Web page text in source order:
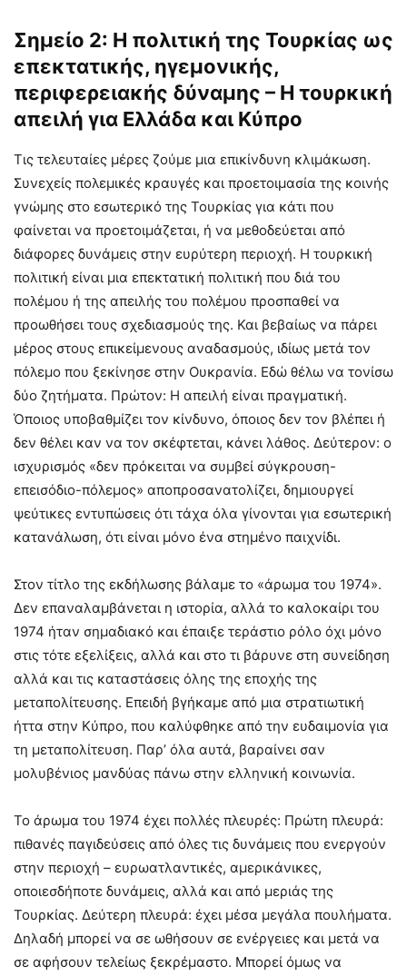
Σημείο 2: Η πολιτική της Τουρκίας ως
επεκτατικής, ηγεμονικής,
περιφερειακής δύναμης – Η τουρκική
απειλή για Ελλάδα και Κύπρο
Τις τελευταίες μέρες ζούμε μια επικίνδυνη κλιμάκωση.
Συνεχείς πολεμικές κραυγές και προετοιμασία της κοινής
γνώμης στο εσωτερικό της Τουρκίας για κάτι που
φαίνεται να προετοιμάζεται, ή να μεθοδεύεται από
διάφορες δυνάμεις στην ευρύτερη περιοχή. Η τουρκική
πολιτική είναι μια επεκτατική πολιτική που διά του
πολέμου ή της απειλής του πολέμου προσπαθεί να
προωθήσει τους σχεδιασμούς της. Και βεβαίως να πάρει
μέρος στους επικείμενους αναδασμούς, ιδίως μετά τον
πόλεμο που ξεκίνησε στην Ουκρανία. Εδώ θέλω να τονίσω
δύο ζητήματα. Πρώτον: Η απειλή είναι πραγματική.
Όποιος υποβαθμίζει τον κίνδυνο, όποιος δεν τον βλέπει ή
δεν θέλει καν να τον σκέφτεται, κάνει λάθος. Δεύτερον: ο
ισχυρισμός «δεν πρόκειται να συμβεί σύγκρουση-
επεισόδιο-πόλεμος» αποπροσανατολίζει, δημιουργεί
ψεύτικες εντυπώσεις ότι τάχα όλα γίνονται για εσωτερική
κατανάλωση, ότι είναι μόνο ένα στημένο παιχνίδι.
Στον τίτλο της εκδήλωσης βάλαμε το «άρωμα του 1974».
Δεν επαναλαμβάνεται η ιστορία, αλλά το καλοκαίρι του
1974 ήταν σημαδιακό και έπαιξε τεράστιο ρόλο όχι μόνο
στις τότε εξελίξεις, αλλά και στο τι βάρυνε στη συνείδηση
αλλά και τις καταστάσεις όλης της εποχής της
μεταπολίτευσης. Επειδή βγήκαμε από μια στρατιωτική
ήττα στην Κύπρο, που καλύφθηκε από την ευδαιμονία για
τη μεταπολίτευση. Παρ’ όλα αυτά, βαραίνει σαν
μολυβένιος μανδύας πάνω στην ελληνική κοινωνία.
Το άρωμα του 1974 έχει πολλές πλευρές: Πρώτη πλευρά:
πιθανές παγιδεύσεις από όλες τις δυνάμεις που ενεργούν
στην περιοχή – ευρωατλαντικές, αμερικάνικες,
οποιεσδήποτε δυνάμεις, αλλά και από μεριάς της
Τουρκίας. Δεύτερη πλευρά: έχει μέσα μεγάλα πουλήματα.
Δηλαδή μπορεί να σε ωθήσουν σε ενέργειες και μετά να
σε αφήσουν τελείως ξεκρέμαστο. Μπορεί όμως να